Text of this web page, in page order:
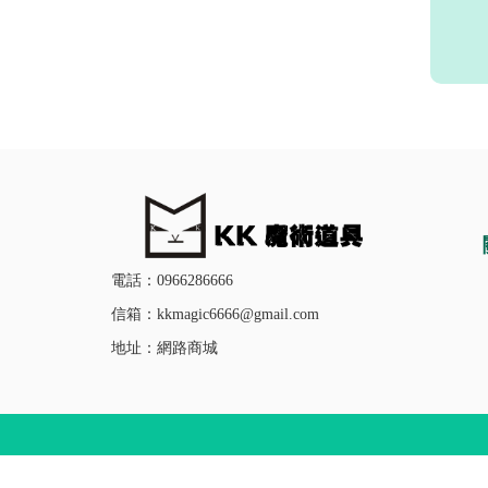
電話：0966286666
信箱：kkmagic6666@gmail.com
地址：網路商城